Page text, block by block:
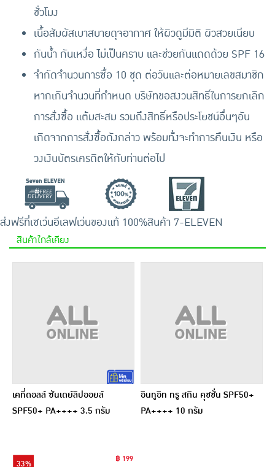
ชั่วโมง
เนื้อสัมผัสเบาสบายดุจอากาศ ให้ผิวดูมีมิติ ผิวสวยเนียบ
กันน้ำ กันเหงื่อ ไม่เป็นคราบ และช่วยกันแดดด้วย SPF 16
จำกัดจำนวนการซื้อ 10 ชุด ต่อวันและต่อหมายเลขสมาชิก
หากเกินจำนวนที่กำหนด บริษัทขอสงวนสิทธิ์ในการยกเลิก
การสั่งซื้อ แต้มสะสม รวมถึงสิทธิ์หรือประโยชน์อื่นๆอัน
เกิดจากการสั่งซื้อดังกล่าว พร้อมทั้งจะทำการคืนเงิน หรือ
วงเงินบัตรเครดิตให้กับท่านต่อไป
ส่งฟรีที่เซเว่นอีเลฟเว่นของแท้ 100%สินค้า 7-ELEVEN
สินค้าใกล้เคียง
เคที่ดอลล์ ซันเดย์ลิปออยล์
SPF50+ PA++++ 3.5 กรัม
33%
฿ 199
อินทูอิท ทรู สกิน คุชชั่น SPF50+
PA++++ 10 กรัม